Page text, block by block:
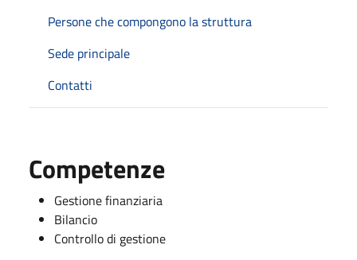
Persone che compongono la struttura
Sede principale
Contatti
Competenze
Gestione finanziaria
Bilancio
Controllo di gestione